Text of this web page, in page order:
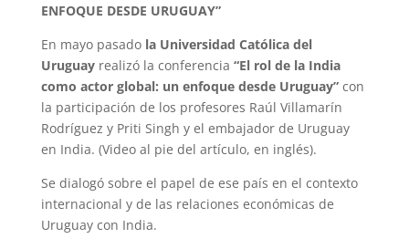
ENFOQUE DESDE URUGUAY”
En mayo pasado la Universidad Católica del
Uruguayrealizó la conferencia “El rol de la India
como actor global: un enfoque desde Uruguay”con
la participación de los profesores Raúl Villamarín
Rodríguez y Priti Singh y el embajador de Uruguay
en India. (Video al pie del artículo, en inglés).
Se dialogó sobre el papel de ese país en el contexto
internacional y de las relaciones económicas de
Uruguay con India.